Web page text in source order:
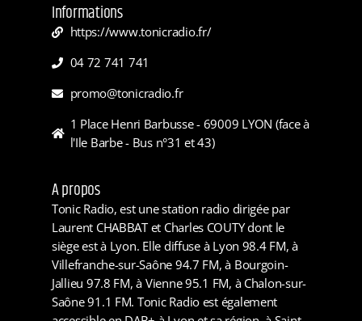
Informations
https://www.tonicradio.fr/
04 72 741 741
promo@tonicradio.fr
1 Place Henri Barbusse - 69009 LYON (face à
l'Ile Barbe - Bus n°31 et 43)
A propos
Tonic Radio, est une station radio dirigée par
Laurent CHABBAT et Charles COUTY dont le
siège est à Lyon. Elle diffuse à Lyon 98.4 FM, à
Villefranche-sur-Saône 94.7 FM, à Bourgoin-
Jallieu 97.8 FM, à Vienne 95.1 FM, à Chalon-sur-
Saône 91.1 FM. Tonic Radio est également